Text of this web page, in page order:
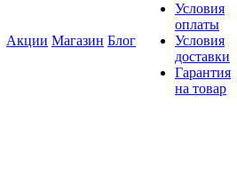
Акции Магазин Блог
Условия
оплаты
Условия
доставки
Гарантия
на товар